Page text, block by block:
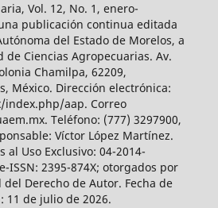
Vol. 12, No. 1, enero-
publicación continua editada
del Estado de Morelos, a
de Ciencias Agropecuarias. Av.
Chamilpa, 62209,
México. Dirección electrónica:
aap. Correo
Teléfono: (777) 3297900,
Víctor López Martínez.
al Uso Exclusivo: 04-2014-
ISSN: 2395-874X; otorgados por
Derecho de Autor. Fecha de
11 de julio de 2026.